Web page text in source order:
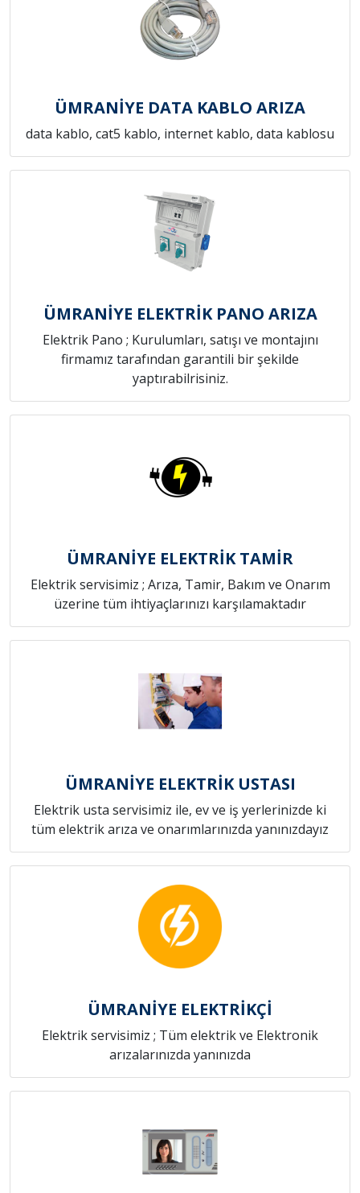
ÜMRANİYE DATA KABLO ARIZA
data kablo, cat5 kablo, internet kablo, data kablosu
ÜMRANİYE ELEKTRİK PANO ARIZA
Elektrik Pano ; Kurulumları, satışı ve montajını
firmamız tarafından garantili bir şekilde
yaptırabilrisiniz.
ÜMRANİYE ELEKTRİK TAMİR
Elektrik servisimiz ; Arıza, Tamir, Bakım ve Onarım
üzerine tüm ihtiyaçlarınızı karşılamaktadır
ÜMRANİYE ELEKTRİK USTASI
Elektrik usta servisimiz ile, ev ve iş yerlerinizde ki
tüm elektrik arıza ve onarımlarınızda yanınızdayız
ÜMRANİYE ELEKTRİKÇİ
Elektrik servisimiz ; Tüm elektrik ve Elektronik
arızalarınızda yanınızda